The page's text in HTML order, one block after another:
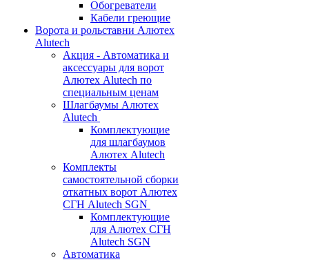
Обогреватели
Кабели греющие
Ворота и рольставни Алютех
Alutech
Акция - Автоматика и
аксессуары для ворот
Алютех Alutech по
специальным ценам
Шлагбаумы Алютех
Alutech
Комплектующие
для шлагбаумов
Алютех Alutech
Комплекты
самостоятельной сборки
откатных ворот Алютех
СГН Alutech SGN
Комплектующие
для Алютех СГН
Alutech SGN
Автоматика